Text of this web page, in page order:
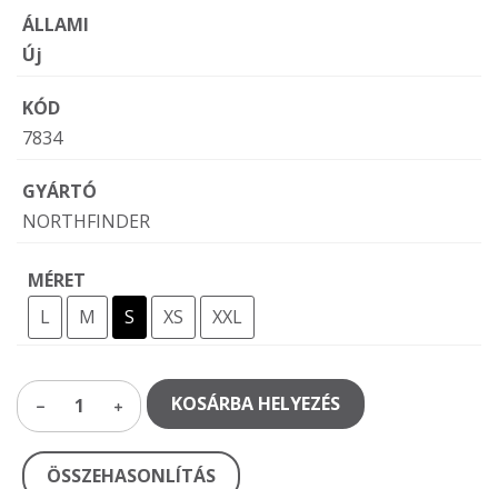
ÁLLAMI
Új
KÓD
7834
GYÁRTÓ
NORTHFINDER
MÉRET
L
M S XS XXL
1 KOSÁRBA HELYEZÉS
ÖSSZEHASONLÍTÁS